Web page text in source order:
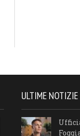
ULTIME NOTIZIE